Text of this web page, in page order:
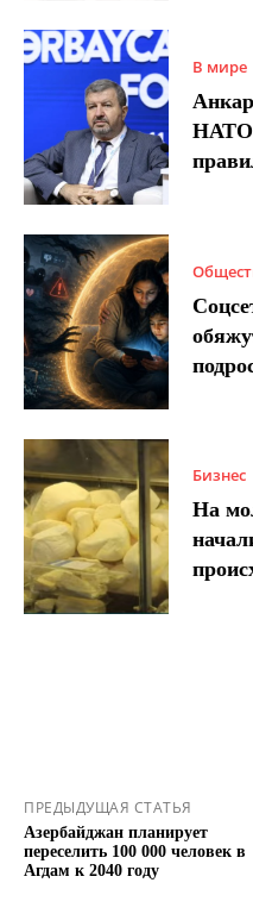
В мире
НАТО
Бизнес
На
ПРЕДЫДУЩАЯ СТАТЬЯ
Азербайджан планирует
переселить 100 000 человек в
Агдам к 2040 году